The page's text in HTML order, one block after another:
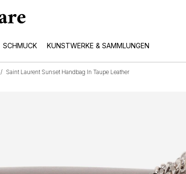
SCHMUCK KUNSTWERKE & SAMMLUNGEN
/ Saint Laurent Sunset Handbag In Taupe Leather